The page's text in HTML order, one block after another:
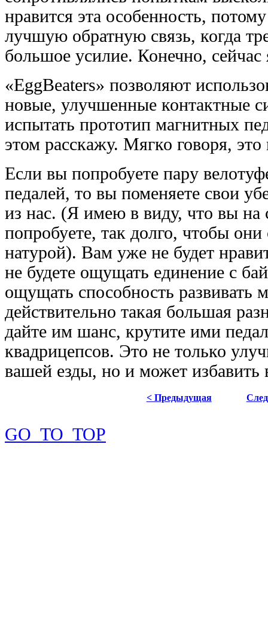
нравится эта особенность,
лучшую обратную связь, когда
большое усилие. Конечно,
«EggBeaters» позволяют
новые, улучшенные контактные
испытать прототип магнитных
этом расскажу. Мягко говоря,
Если вы попробуете пару
педалей, то вы поменяете свои
из нас. (Я имею в виду, что вы на
попробуете, так долго, чтобы
натурой). Вам уже не будет
не будете ощущать единение с
ощущать способность развивать
действительно такая большая
дайте им шанс, крутите ими
квадрицепсов. Это не только
вашей езды, но и может избавить
< Предыдущая
GO_TO_TOP